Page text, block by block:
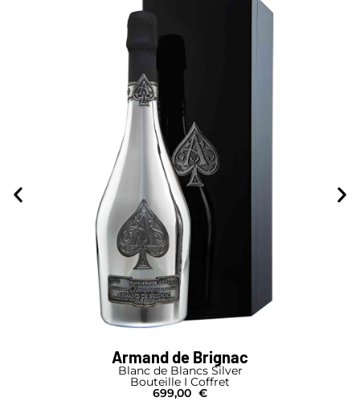
Armand de Brignac
Blanc de Blancs Silver
Bouteille I Coffret
699,00 €